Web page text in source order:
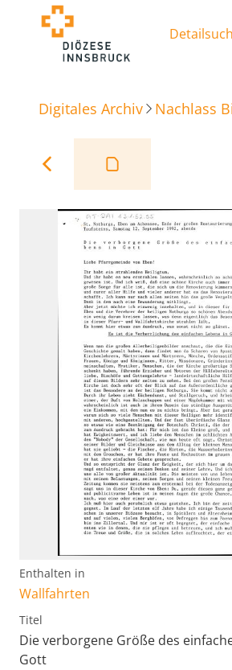
Digitales Archiv Nachlass
Enthalten in
Wallfahrten
Titel
Die verborgene Größe des
Gott